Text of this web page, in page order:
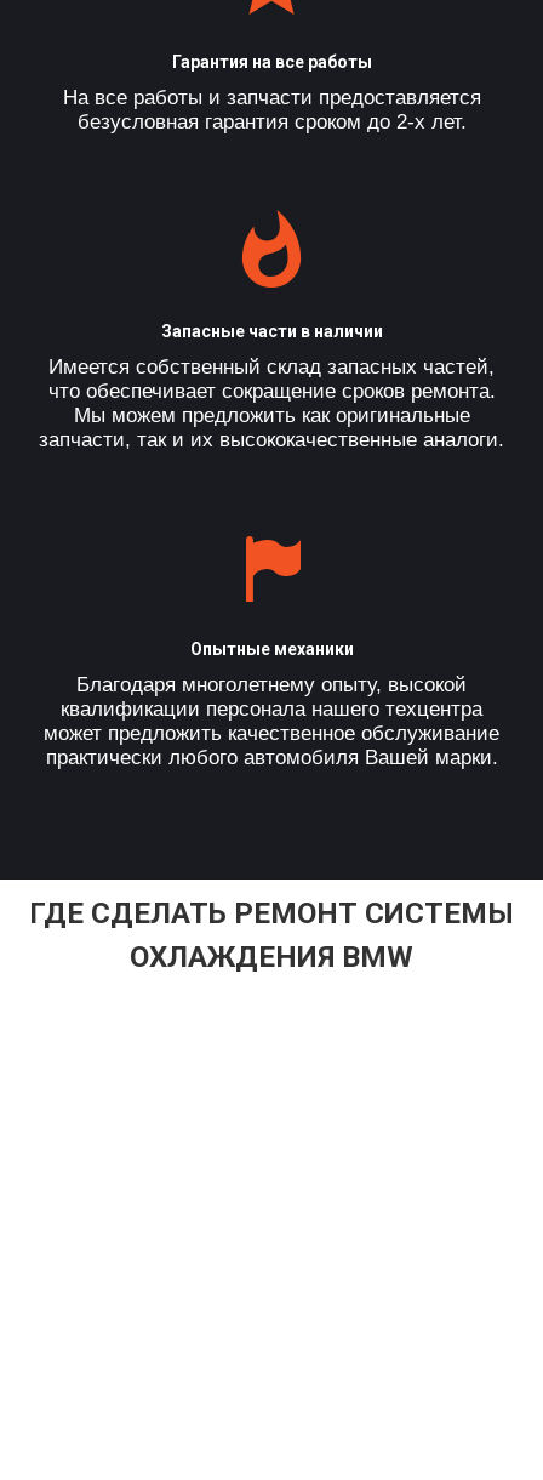
Гарантия на все работы
На все работы и запчасти предоставляется
безусловная гарантия сроком до 2-х лет.
Запасные части в наличии
Имеется собственный склад запасных частей,
что обеспечивает сокращение сроков ремонта.
Мы можем предложить как оригинальные
запчасти, так и их высококачественные аналоги.
Опытные механики
Благодаря многолетнему опыту, высокой
квалификации персонала нашего техцентра
может предложить качественное обслуживание
практически любого автомобиля Вашей марки.
ГДЕ СДЕЛАТЬ РЕМОНТ СИСТЕМЫ
ОХЛАЖДЕНИЯ BMW